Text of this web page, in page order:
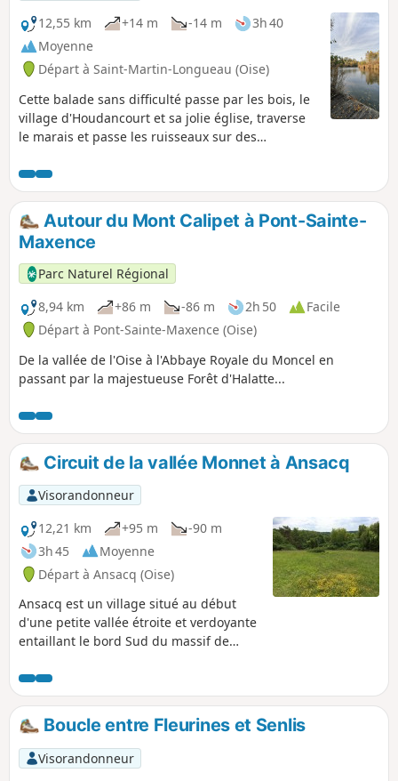
12,55 km
+14 m -14 m
3h 40
Moyenne
Départ à Saint-Martin-Longueau (Oise)
Cette balade sans difficulté passe par les bois, le
village d'Houdancourt et sa jolie église, traverse
le marais et passe les ruisseaux sur des
Autour du Mont Calipet à Pont-Sainte-
Maxence
Parc Naturel Régional
8,94 km
+86 m -86 m 2h 50
Facile
Départ à Pont-Sainte-Maxence (Oise)
De la vallée de l'Oise à l'Abbaye Royale du Moncel en
passant par la majestueuse Forêt d'Halatte...
Circuit de la vallée Monnet à Ansacq
Visorandonneur
12,21 km
+95 m
-90 m
3h 45
Moyenne
Départ à Ansacq (Oise)
Ansacq est un village situé au début
d'une petite vallée étroite et verdoyante
entaillant le bord Sud du massif de
pour aller déboucher à Angy, dans la
vallée du Thérain, petite vallée étroite et
verdoyante.
Boucle entre Fleurines et Senlis
Visorandonneur